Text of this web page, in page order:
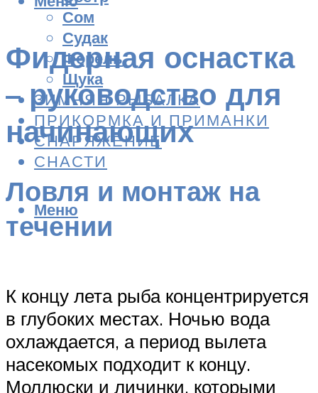
Сом
Судак
Форель
Щука
ЗИМНЯЯ РЫБАЛКА
ПРИКОРМКА И ПРИМАНКИ
СНАРЯЖЕНИЕ
СНАСТИ
Меню
Фидерная оснастка
– руководство для
начинающих
Ловля и монтаж на
течении
К концу лета рыба концентрируется
в глубоких местах. Ночью вода
охлаждается, а период вылета
насекомых подходит к концу.
Моллюски и личинки, которыми